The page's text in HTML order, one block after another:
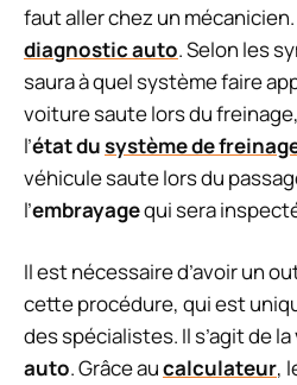
faut aller chez un
diagnostic auto. Selon les
saura à quel système faire
voiture saute lors du
l’état dusystème de
véhicule saute lors du
l’embrayagequi sera
Il est nécessaire d’avoir un
cette procédure, qui est
des spécialistes. Il s’agit de la
auto. Grâce aucalculateur,